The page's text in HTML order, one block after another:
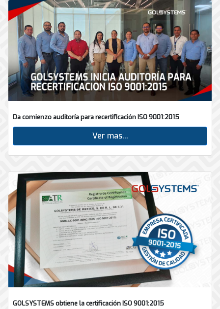
Da comienzo auditoría para recertificación ISO 9001:2015
Ver mas...
GOLSYSTEMS obtiene la certificación ISO 9001:2015